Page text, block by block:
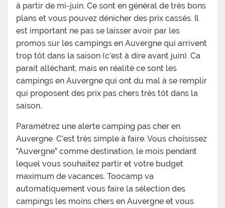
à partir de mi-juin. Ce sont en général de très bons
plans et vous pouvez dénicher des prix cassés. Il
est important ne pas se laisser avoir par les
promos sur les campings en Auvergne qui arrivent
trop tôt dans la saison (c'est à dire avant juin). Ca
parait alléchant, mais en réalité ce sont les
campings en Auvergne qui ont du mal à se remplir
qui proposent des prix pas chers très tôt dans la
saison.
Paramétrez une alerte camping pas cher en
Auvergne. C'est très simple à faire. Vous choisissez
"Auvergne" comme destination, le mois pendant
lequel vous souhaitez partir et votre budget
maximum de vacances. Toocamp va
automatiquement vous faire la sélection des
campings les moins chers en Auvergne et vous